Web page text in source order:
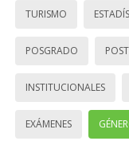
TURISMO
POSGRADO
INSTITUCIONALES
EXÁMENES